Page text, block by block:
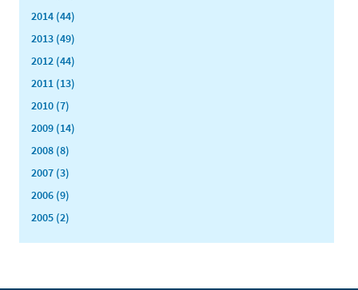
2014 (44)
2013 (49)
2012 (44)
2011 (13)
2010 (7)
2009 (14)
2008 (8)
2007 (3)
2006 (9)
2005 (2)